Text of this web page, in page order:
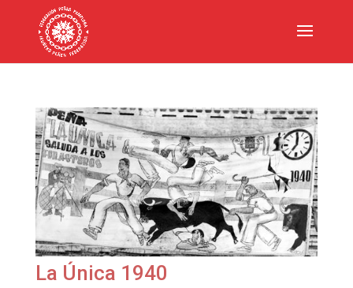
La Única 1940